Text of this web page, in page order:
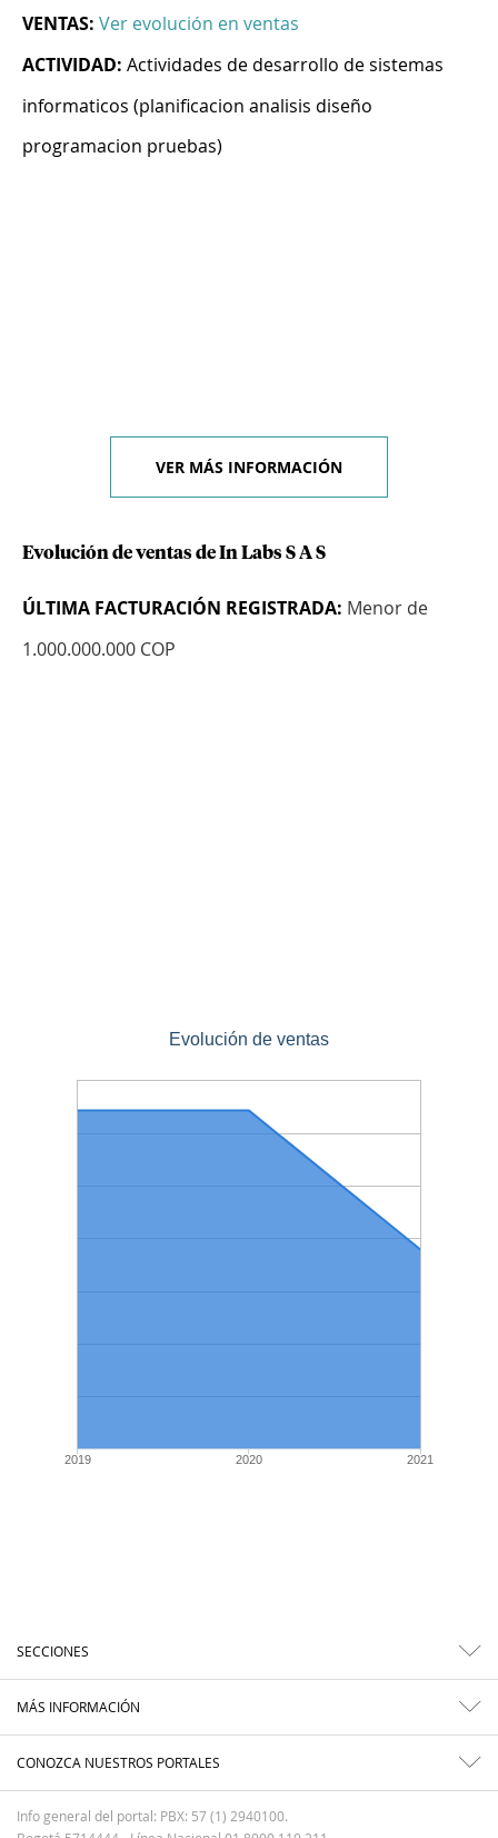
VENTAS: Ver evolución en ventas
ACTIVIDAD: Actividades de desarrollo de sistemas
informaticos (planificacion analisis diseño
programacion pruebas)
VER MÁS INFORMACIÓN
Evolución de ventas de In Labs S A S
ÚLTIMA FACTURACIÓN REGISTRADA: Menor de
1.000.000.000 COP
Evolución de ventas
2019 2020 2021
SECCIONES
MÁS INFORMACIÓN
CONOZCA NUESTROS PORTALES
Info general del portal: PBX: 57 (1) 2940100.